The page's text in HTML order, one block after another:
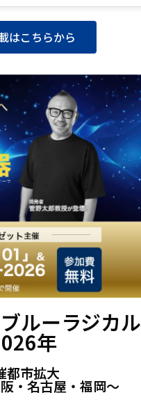
はこちらから
ルーラジカル
年
都市拡大
・名古屋・福岡〜